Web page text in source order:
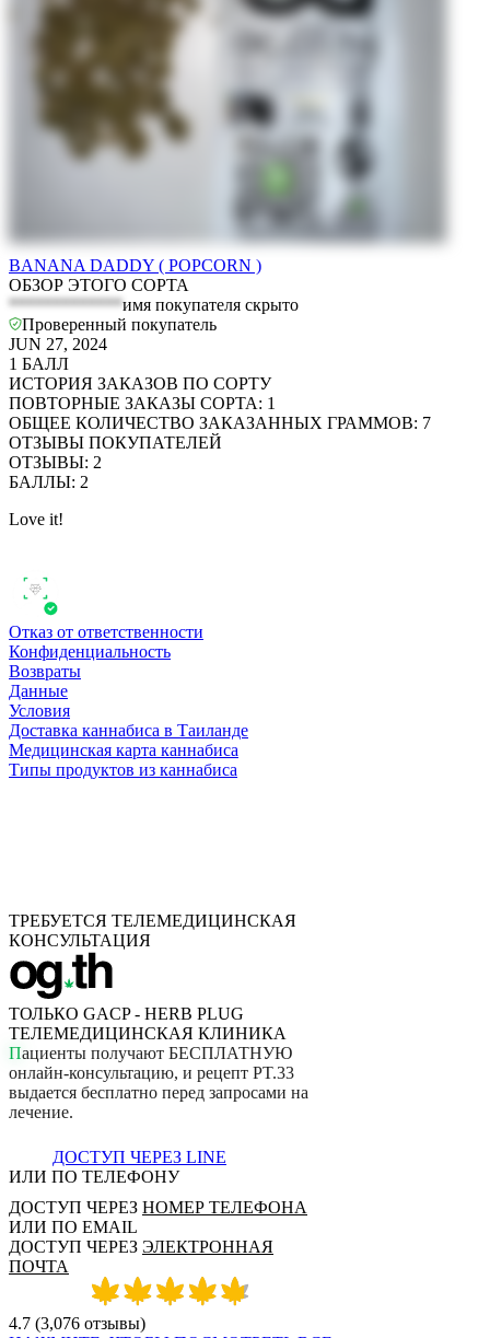
BANANA DADDY ( POPCORN )
ОБЗОР ЭТОГО СОРТА
*************имя покупателя скрыто
Проверенный покупатель
JUN 27, 2024
1 БАЛЛ
ИСТОРИЯ ЗАКАЗОВ ПО СОРТУ
ПОВТОРНЫЕ ЗАКАЗЫ СОРТА: 1
ОБЩЕЕ КОЛИЧЕСТВО ЗАКАЗАННЫХ ГРАММОВ: 7
ОТЗЫВЫ ПОКУПАТЕЛЕЙ
ОТЗЫВЫ: 2
БАЛЛЫ: 2
Love it!
Отказ от ответственности
Конфиденциальность
Возвраты
Данные
Условия
Доставка каннабиса в Таиланде
Медицинская карта каннабиса
Типы продуктов из каннабиса
ТРЕБУЕТСЯ ТЕЛЕМЕДИЦИНСКАЯ
КОНСУЛЬТАЦИЯ
ТОЛЬКО GACP - HERB PLUG
ТЕЛЕМЕДИЦИНСКАЯ КЛИНИКА
Пациенты получают БЕСПЛАТНУЮ
онлайн-консультацию, и рецепт PT.33
выдается бесплатно перед запросами на
лечение.
ДОСТУП ЧЕРЕЗ LINE
ИЛИ ПО ТЕЛЕФОНУ
ДОСТУП ЧЕРЕЗ НОМЕР ТЕЛЕФОНА
ИЛИ ПО EMAIL
ДОСТУП ЧЕРЕЗ ЭЛЕКТРОННАЯ
ПОЧТА
4.7 (3,076 отзывы)